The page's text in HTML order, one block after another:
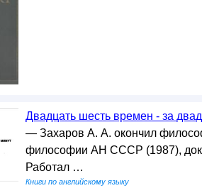
Двадцать шесть времен - за
— Захаров А. А. окончил
философии АН СССР (1987),
Работал …
Книги по английскому языку